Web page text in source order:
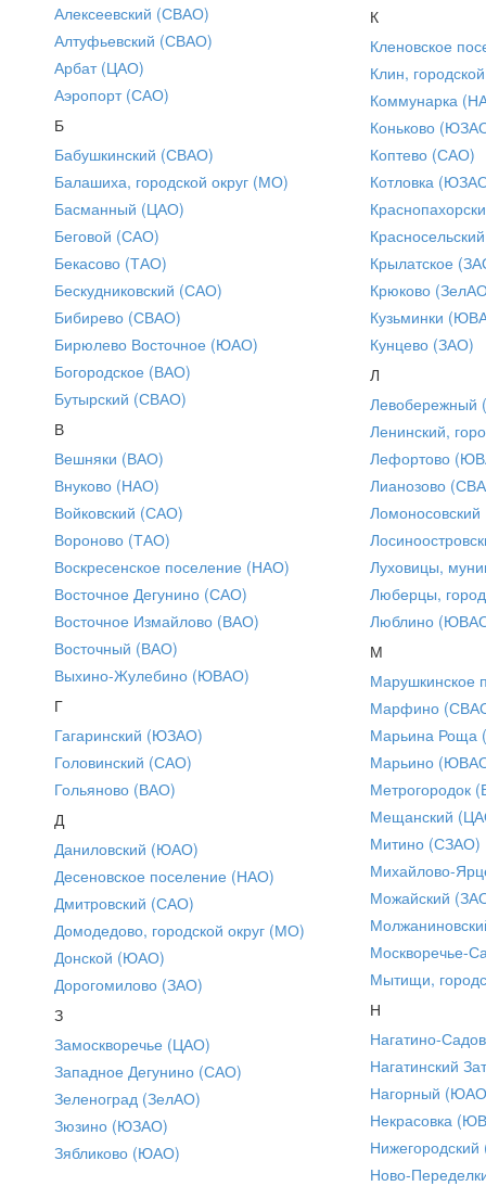
Алексеевский (СВАО)
Алтуфьевский (СВАО)
Арбат (ЦАО)
Аэропорт (САО)
Б
Бабушкинский (СВАО)
Балашиха, городской округ (МО)
Басманный (ЦАО)
Беговой (САО)
Бекасово (ТАО)
Бескудниковский (САО)
Бибирево (СВАО)
Бирюлево Восточное (ЮАО)
Богородское (ВАО)
Бутырский (СВАО)
В
Вешняки (ВАО)
Внуково (НАО)
Войковский (САО)
Вороново (ТАО)
Воскресенское поселение (НАО)
Восточное Дегунино (САО)
Восточное Измайлово (ВАО)
Восточный (ВАО)
Выхино-Жулебино (ЮВАО)
Г
Гагаринский (ЮЗАО)
Головинский (САО)
Гольяново (ВАО)
Д
Даниловский (ЮАО)
Десеновское поселение (НАО)
Дмитровский (САО)
Домодедово, городской округ (МО)
Донской (ЮАО)
Дорогомилово (ЗАО)
З
Замоскворечье (ЦАО)
Западное Дегунино (САО)
Зеленоград (ЗелАО)
Зюзино (ЮЗАО)
Зябликово (ЮАО)
К
Кленовское
Клин,
Коммунарка
Коньково
Коптево (САО)
Котловка
Крылатское
Крюково
Кузьминки
Кунцево (ЗАО)
Л
Ленинский,
Лефортово
Лианозово
Луховицы,
Люберцы,
Люблино
М
Марушкинское
Марфино
Марьина Роща
Марьино
Метрогородок
Мещанский
Митино (СЗАО)
Михайлово-
Можайский
Москворечье-
Мытищи,
Н
Нагатино-
Нагатинский
Нагорный
Некрасовка
Ново-